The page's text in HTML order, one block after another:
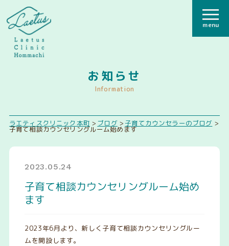
menu
お知らせ
Information
ラエティスクリニック本町 > ブログ>子育てカウンセラーのブログ >
子育て相談カウンセリングルーム始めます
2023.05.24
子育て相談カウンセリングルーム始め
ます
2023年6月より、新しく子育て相談カウンセリングルー
ムを開設します。